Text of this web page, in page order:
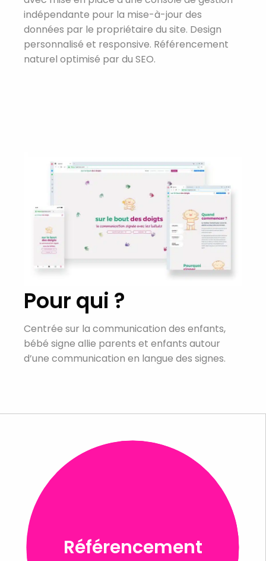
indépendante pour la mise-à-jour des
données par le propriétaire du site. Design
personnalisé et responsive. Référencement
naturel optimisé par du SEO.
Pour qui ?
Centrée sur la communication des enfants,
bébé signe allie parents et enfants autour
d’une communication en langue des signes.
Référencement